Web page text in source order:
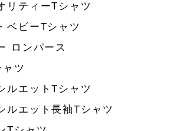
リティーTシャツ
ベビーTシャツ
ロンパース
ツ
ルエットTシャツ
ルエット長袖Tシャツ